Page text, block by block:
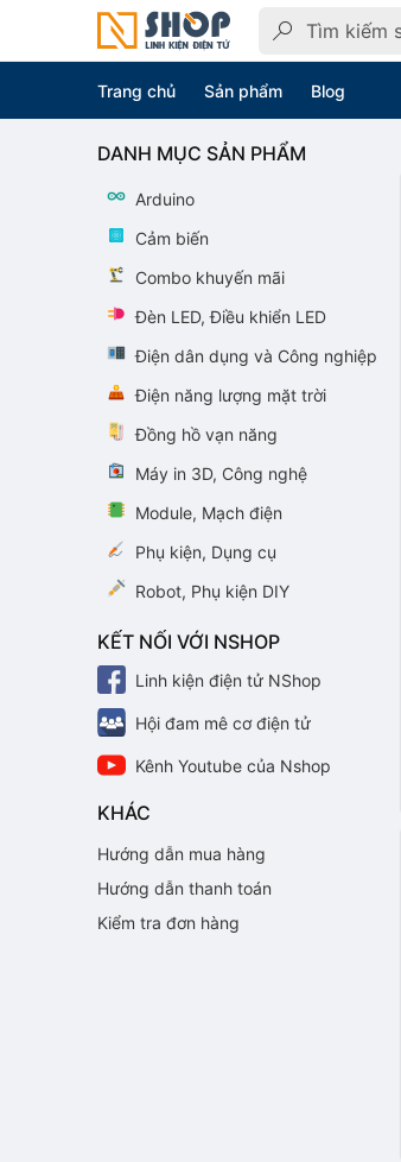
Trang chủ Sản phẩm Blog
DANH MỤC SẢN PHẨM
Arduino
Cảm biến
Combo khuyến mãi
Đèn LED, Điều khiển LED
Điện dân dụng và Công nghiệp
Điện năng lượng mặt trời
Đồng hồ vạn năng
Máy in 3D, Công nghệ
Module, Mạch điện
Phụ kiện, Dụng cụ
Robot, Phụ kiện DIY
KẾT NỐI VỚI NSHOP
Linh kiện điện tử NShop
Hội đam mê cơ điện tử
Kênh Youtube của Nshop
KHÁC
Hướng dẫn mua hàng
Hướng dẫn thanh toán
Kiểm tra đơn hàng